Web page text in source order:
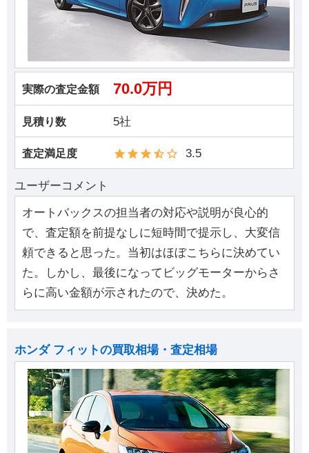
実際の査定金額 70.0万円
見積り数 5社
査定満足度 3.5
ユーザーコメント
オートバックスの担当者の対応や説明が良心的
で、査定額を前提なしに短時間で提示し、大変信
頼できると思った。当初はほぼこちらに決めてい
た。しかし、最後になってビッグモーターからさ
らに高い金額が示されたので、決めた。
ホンダ フィットの買取相場・査定相場